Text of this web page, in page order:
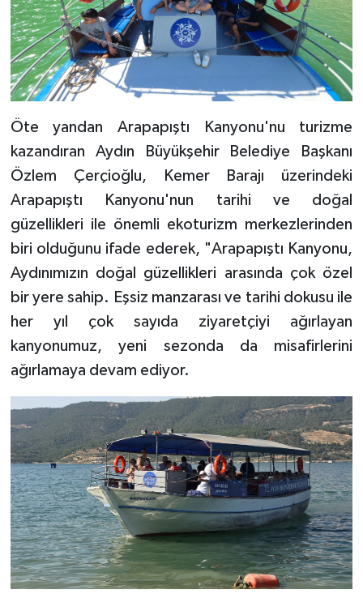
Öte yandan Arapapıştı Kanyonu'nu turizme
kazandıran Aydın Büyükşehir Belediye Başkanı
Özlem Çerçioğlu, Kemer Barajı üzerindeki
Arapapıştı Kanyonu'nun tarihi ve doğal
güzellikleri ile önemli ekoturizm merkezlerinden
biri olduğunu ifade ederek, "Arapapıştı Kanyonu,
Aydınımızın doğal güzellikleri arasında çok özel
bir yere sahip. Eşsiz manzarası ve tarihi dokusu ile
her yıl çok sayıda ziyaretçiyi ağırlayan
kanyonumuz, yeni sezonda da misafirlerini
ağırlamaya devam ediyor.